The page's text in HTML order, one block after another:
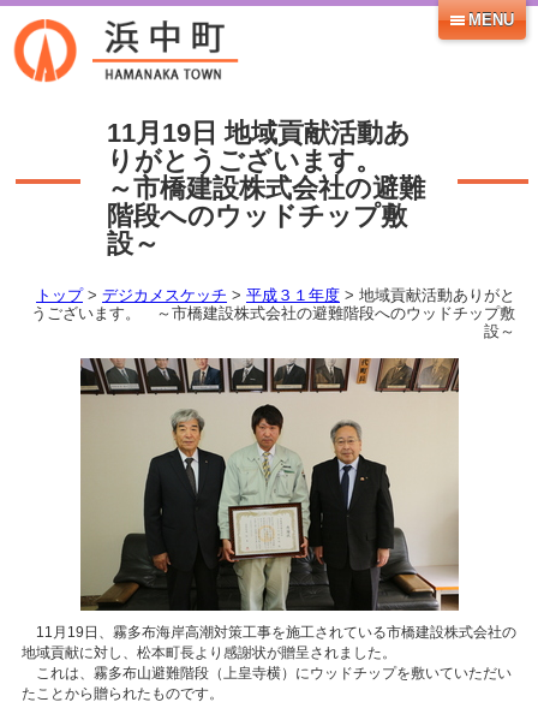
MENU
11月19日 地域貢献活動あ
りがとうございます。
～市橋建設株式会社の避難
階段へのウッドチップ敷
設～
トップ> デジカメスケッチ > 平成３１年度 > 地域貢献活動ありがと
うございます。 ～市橋建設株式会社の避難階段へのウッドチップ敷
設～
11月19日、霧多布海岸高潮対策工事を施工されている市橋建設株式会社​の
地域貢献に対し、松本町長より感謝状が贈呈されました。
これは、霧多布山避難階段（上皇寺横）にウッドチップを敷いていただい
たことから贈られたものです。